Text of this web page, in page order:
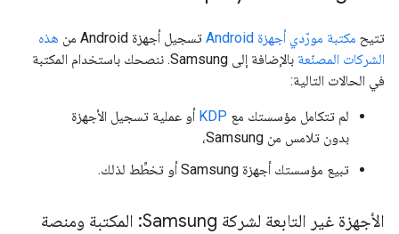
تتيح مكتبة مورّدي أجهزة Android تسجيل أجهزة Android من
هذه
الشركات المصنّعة
بالإضافة إلى Samsung. ننصحك باستخدام المكتبة
في الحالات التالية:
لم تتكامل مؤسستك مع KDP أو عملية تسجيل الأجهزة
بدون تلامس من Samsung،
تبيع مؤسستك أجهزة Samsung أو تخطِّط لذلك.
الأجهزة غير التابعة لشركة Samsung: المكتبة ومنصة